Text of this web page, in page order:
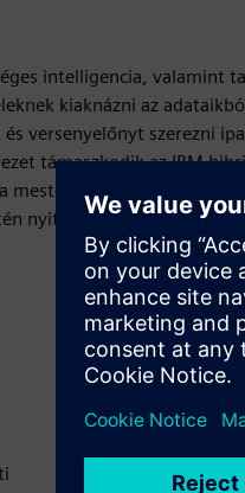
intelligencia, valamint
kiaknázni az
versenyelőnyt szerezni
támaszkodik az IBM
intelligencia, a
nyitott és rugalmas